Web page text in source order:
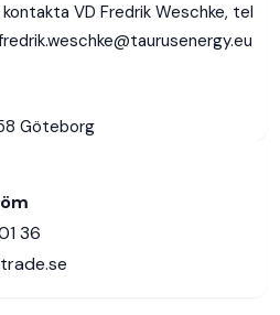
VD Fredrik Weschke, tel
Göteborg
36